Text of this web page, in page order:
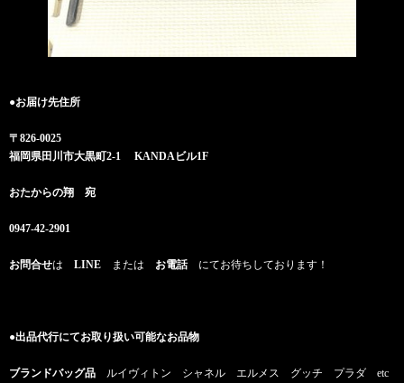
●お届け先住所
〒826-0025
福岡県田川市大黒町2-1 KANDAビル1F
おたからの翔 宛
0947-42-2901
お問合せは LINE または お電話にてお待ちしております！
●出品代行にてお取り扱い可能なお品物
ブランドバッグ品 ルイヴィトン シャネル エルメス グッチ プラダ etc